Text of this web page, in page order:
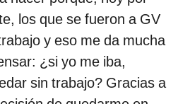
los que se fueron a GV
y eso me da mucha
¿si yo me iba,
sin trabajo? Gracias a